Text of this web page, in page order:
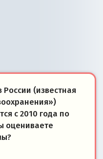
(известная
с 2010 года по
оцениваете